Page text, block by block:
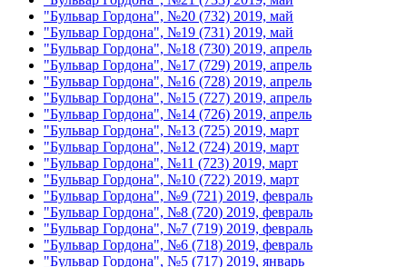
"Бульвар Гордона", №20 (732) 2019, май
"Бульвар Гордона", №19 (731) 2019, май
"Бульвар Гордона", №18 (730) 2019, апрель
"Бульвар Гордона", №17 (729) 2019, апрель
"Бульвар Гордона", №16 (728) 2019, апрель
"Бульвар Гордона", №15 (727) 2019, апрель
"Бульвар Гордона", №14 (726) 2019, апрель
"Бульвар Гордона", №13 (725) 2019, март
"Бульвар Гордона", №12 (724) 2019, март
"Бульвар Гордона", №11 (723) 2019, март
"Бульвар Гордона", №10 (722) 2019, март
"Бульвар Гордона", №9 (721) 2019, февраль
"Бульвар Гордона", №8 (720) 2019, февраль
"Бульвар Гордона", №7 (719) 2019, февраль
"Бульвар Гордона", №6 (718) 2019, февраль
"Бульвар Гордона", №5 (717) 2019, январь